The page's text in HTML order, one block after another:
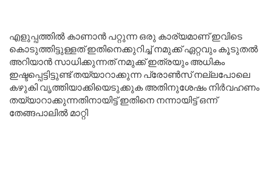
എളുപ്പത്തിൽ കാണാൻ പറ്റുന്ന ഒരു കാര്യമാണ് ഇവിടെ
കൊടുത്തിട്ടുള്ളത് ഇതിനെക്കുറിച്ച് നമുക്ക് ഏറ്റവും കൂടുതൽ
അറിയാൻ സാധിക്കുന്നത് നമുക്ക് ഇത്രയും അധികം
ഇഷ്ടപ്പെട്ടിട്ടുണ്ട് തയ്യാറാക്കുന്ന പ്രോൺസ് നല്ലപോലെ
കഴുകി വൃത്തിയാക്കിയെടുക്കുക അതിനുശേഷം നിർവഹണം
തയ്യാറാക്കുന്നതിനായിട്ട് ഇതിനെ നന്നായിട്ട് ഒന്ന്
തേങ്ങപാലിൽ മാറ്റി